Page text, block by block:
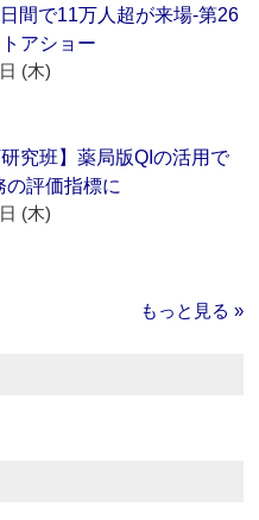
間で11万人超が来場‐第26
アショー
(木)
研究班】薬局版QIの活用で
の評価指標に
(木)
もっと見る »